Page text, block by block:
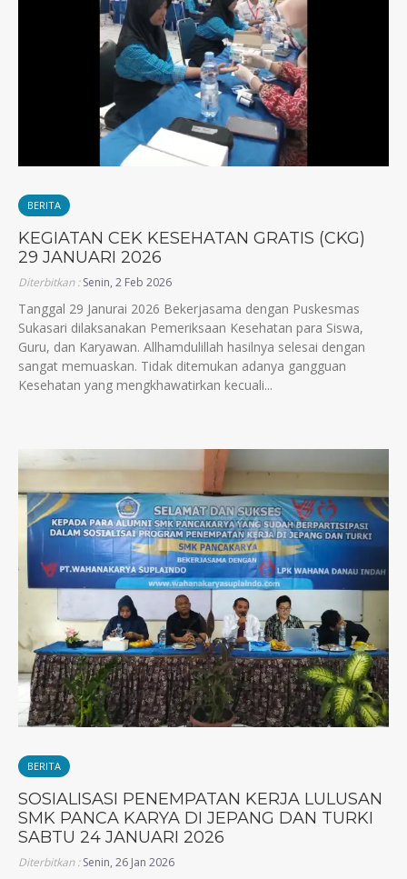
BERITA
KEGIATAN CEK KESEHATAN GRATIS (CKG)
29 JANUARI 2026
Diterbitkan :Senin, 2 Feb 2026
Tanggal 29 Janurai 2026 Bekerjasama dengan Puskesmas
Sukasari dilaksanakan Pemeriksaan Kesehatan para Siswa,
Guru, dan Karyawan. Allhamdulillah hasilnya selesai dengan
sangat memuaskan. Tidak ditemukan adanya gangguan
Kesehatan yang mengkhawatirkan kecuali...
BERITA
SOSIALISASI PENEMPATAN KERJA LULUSAN
SMK PANCA KARYA DI JEPANG DAN TURKI
SABTU 24 JANUARI 2026
Diterbitkan :Senin, 26 Jan 2026